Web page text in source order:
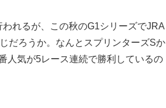
れるが、この秋のG1シリーズでJRA
だろうか。なんとスプリンターズSか
人気が5レース連続で勝利しているの